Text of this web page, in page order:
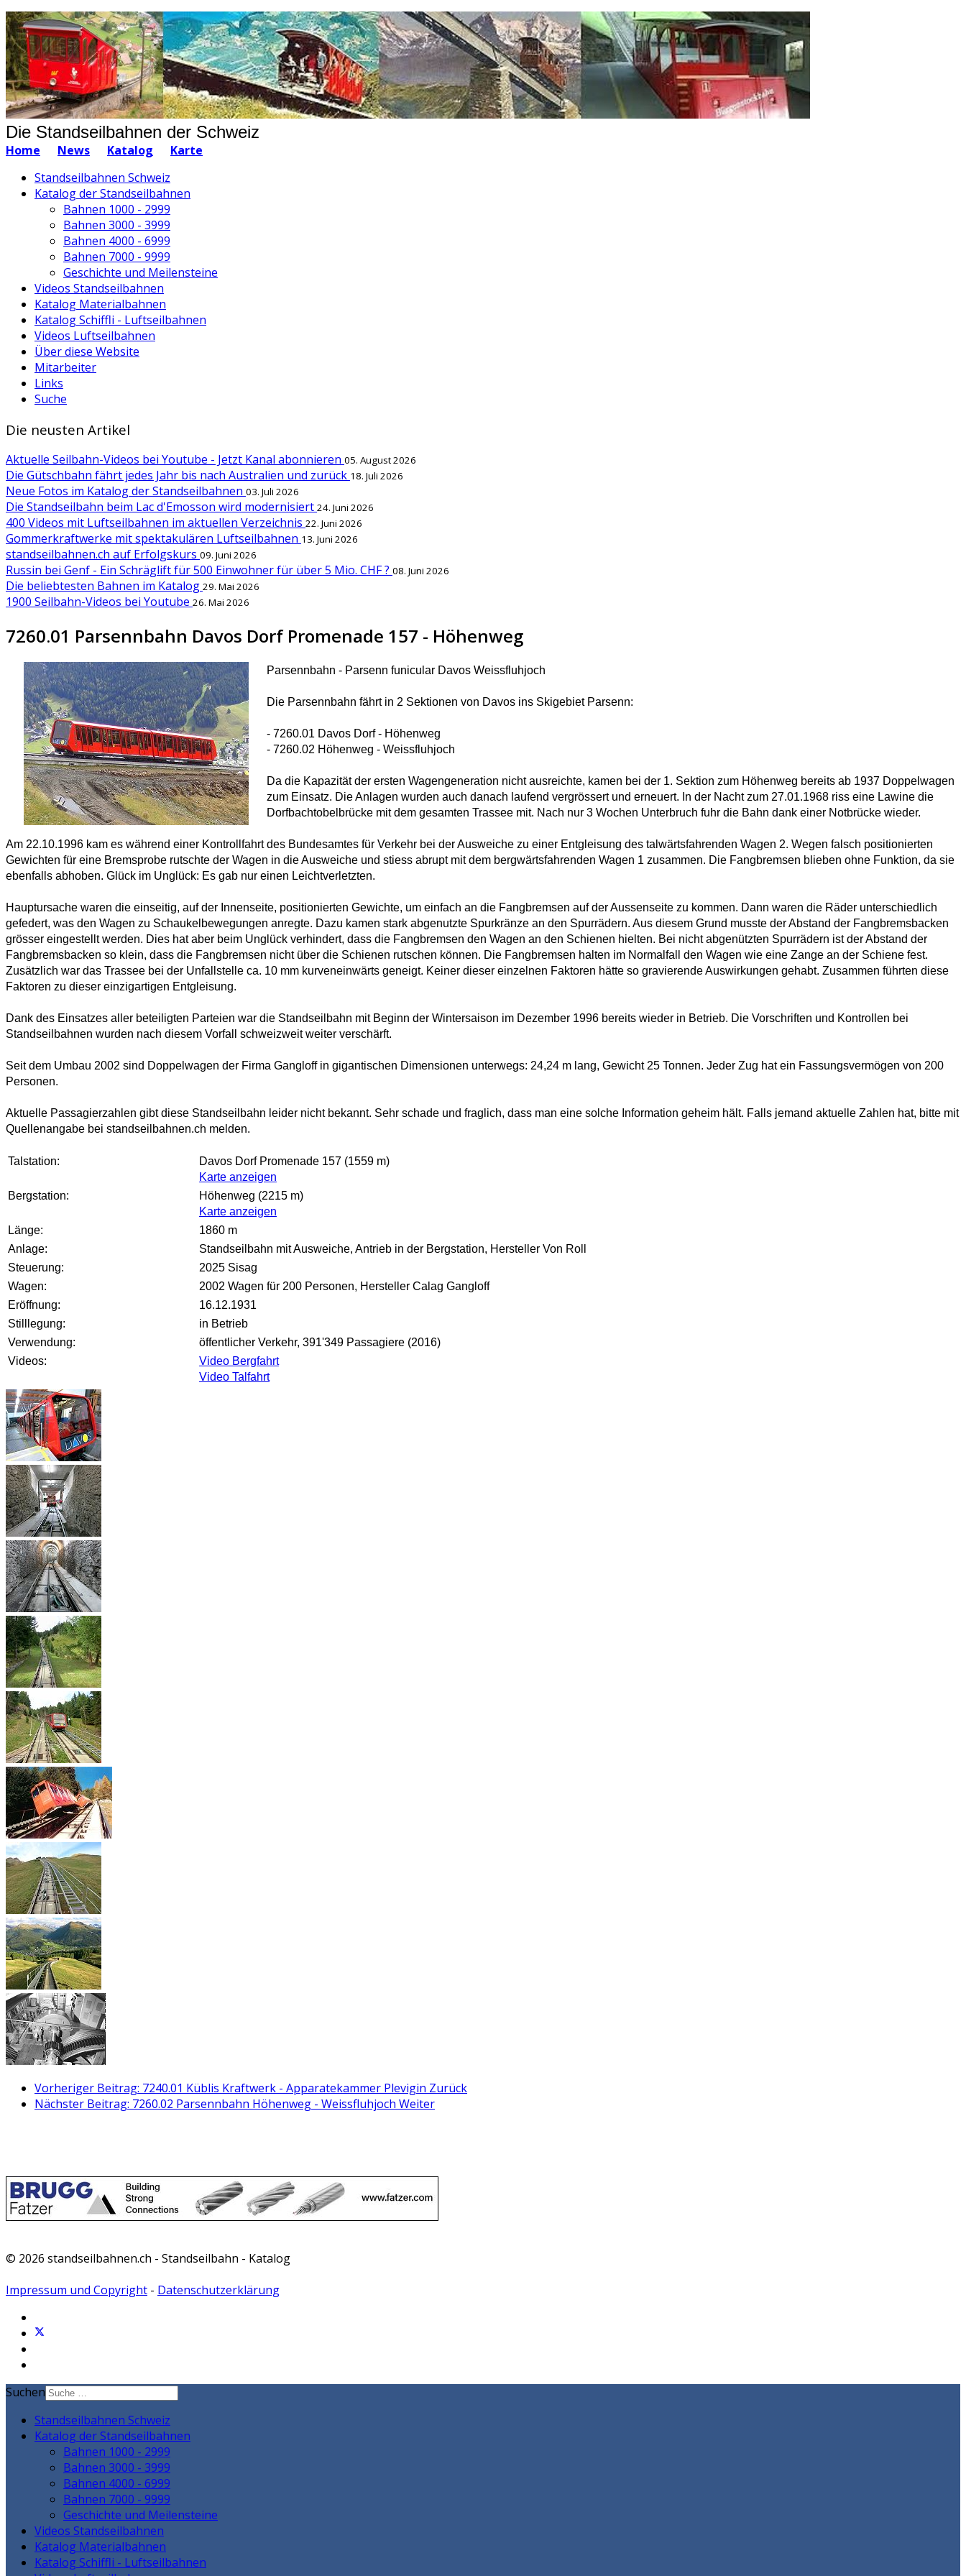
Die Standseilbahnen der Schweiz
Home News Katalog
Karte
Standseilbahnen Schweiz
Katalog der Standseilbahnen
Bahnen 1000 - 2999
Bahnen 3000 - 3999
Bahnen 4000 - 6999
Bahnen 7000 - 9999
Geschichte und Meilensteine
Videos Standseilbahnen
Katalog Materialbahnen
Katalog Schiffli - Luftseilbahnen
Videos Luftseilbahnen
Über diese Website
Mitarbeiter
Links
Suche
Die neusten Artikel
Aktuelle Seilbahn-Videos bei Youtube - Jetzt Kanal abonnieren 05. August 2026
Die Gütschbahn fährt jedes Jahr bis nach Australien und zurück 18. Juli 2026
Neue Fotos im Katalog der Standseilbahnen 03. Juli 2026
Die Standseilbahn beim Lac d'Emosson wird modernisiert 24. Juni 2026
400 Videos mit Luftseilbahnen im aktuellen Verzeichnis 22. Juni 2026
Gommerkraftwerke mit spektakulären Luftseilbahnen 13. Juni 2026
standseilbahnen.ch auf Erfolgskurs 09. Juni 2026
Russin bei Genf - Ein Schräglift für 500 Einwohner für über 5 Mio. CHF ? 08. Juni 2026
Die beliebtesten Bahnen im Katalog 29. Mai 2026
1900 Seilbahn-Videos bei Youtube 26. Mai 2026
7260.01 Parsennbahn Davos Dorf Promenade 157 - Höhenweg
Parsennbahn - Parsenn funicular Davos Weissfluhjoch
Die Parsennbahn fährt in 2 Sektionen von Davos ins Skigebiet Parsenn:
- 7260.01 Davos Dorf - Höhenweg
- 7260.02 Höhenweg - Weissfluhjoch
Da die Kapazität der ersten Wagengeneration nicht ausreichte, kamen bei der 1. Sektion zum Höhenweg bereits ab 1937 Doppelwagen
zum Einsatz. Die Anlagen wurden auch danach laufend vergrössert und erneuert. In der Nacht zum 27.01.1968 riss eine Lawine die
Dorfbachtobelbrücke mit dem gesamten Trassee mit. Nach nur 3 Wochen Unterbruch fuhr die Bahn dank einer Notbrücke wieder.
Am 22.10.1996 kam es während einer Kontrollfahrt des Bundesamtes für Verkehr bei der Ausweiche zu einer Entgleisung des talwärtsfahrenden Wagen 2. Wegen falsch positionierten
Gewichten für eine Bremsprobe rutschte der Wagen in die Ausweiche und stiess abrupt mit dem bergwärtsfahrenden Wagen 1 zusammen. Die Fangbremsen blieben ohne Funktion, da sie
ebenfalls abhoben. Glück im Unglück: Es gab nur einen Leichtverletzten.
Hauptursache waren die einseitig, auf der Innenseite, positionierten Gewichte, um einfach an die Fangbremsen auf der Aussenseite zu kommen. Dann waren die Räder unterschiedlich
gefedert, was den Wagen zu Schaukelbewegungen anregte. Dazu kamen stark abgenutzte Spurkränze an den Spurrädern. Aus diesem Grund musste der Abstand der Fangbremsbacken
grösser eingestellt werden. Dies hat aber beim Unglück verhindert, dass die Fangbremsen den Wagen an den Schienen hielten. Bei nicht abgenützten Spurrädern ist der Abstand der
Fangbremsbacken so klein, dass die Fangbremsen nicht über die Schienen rutschen können. Die Fangbremsen halten im Normalfall den Wagen wie eine Zange an der Schiene fest.
Zusätzlich war das Trassee bei der Unfallstelle ca. 10 mm kurveneinwärts geneigt. Keiner dieser einzelnen Faktoren hätte so gravierende Auswirkungen gehabt. Zusammen führten diese
Faktoren zu dieser einzigartigen Entgleisung.
Dank des Einsatzes aller beteiligten Parteien war die Standseilbahn mit Beginn der Wintersaison im Dezember 1996 bereits wieder in Betrieb. Die Vorschriften und Kontrollen bei
Standseilbahnen wurden nach diesem Vorfall schweizweit weiter verschärft.
Seit dem Umbau 2002 sind Doppelwagen der Firma Gangloff in gigantischen Dimensionen unterwegs: 24,24 m lang, Gewicht 25 Tonnen. Jeder Zug hat ein Fassungsvermögen von 200
Personen.
Aktuelle Passagierzahlen gibt diese Standseilbahn leider nicht bekannt. Sehr schade und fraglich, dass man eine solche Information geheim hält. Falls jemand aktuelle Zahlen hat, bitte mit
Quellenangabe bei standseilbahnen.ch melden.
Talstation:
Davos Dorf Promenade 157 (1559 m)
Karte anzeigen
Bergstation:
Höhenweg (2215 m)
Karte anzeigen
Länge:
1860 m
Anlage:
Standseilbahn mit Ausweiche, Antrieb in der Bergstation, Hersteller Von Roll
Steuerung:
2025 Sisag
Wagen:
2002 Wagen für 200 Personen, Hersteller Calag Gangloff
Eröffnung:
16.12.1931
Stilllegung:
in Betrieb
Verwendung:
öffentlicher Verkehr, 391'349 Passagiere (2016)
Videos:
Video Bergfahrt
Video Talfahrt
Vorheriger Beitrag: 7240.01 Küblis Kraftwerk - Apparatekammer Plevigin Zurück
Nächster Beitrag: 7260.02 Parsennbahn Höhenweg - Weissfluhjoch Weiter
© 2026 standseilbahnen.ch - Standseilbahn - Katalog
Impressum und Copyright - Datenschutzerklärung
Suchen
Standseilbahnen Schweiz
Katalog der Standseilbahnen
Bahnen 1000 - 2999
Bahnen 3000 - 3999
Bahnen 4000 - 6999
Bahnen 7000 - 9999
Geschichte und Meilensteine
Videos Standseilbahnen
Katalog Materialbahnen
Katalog Schiffli - Luftseilbahnen